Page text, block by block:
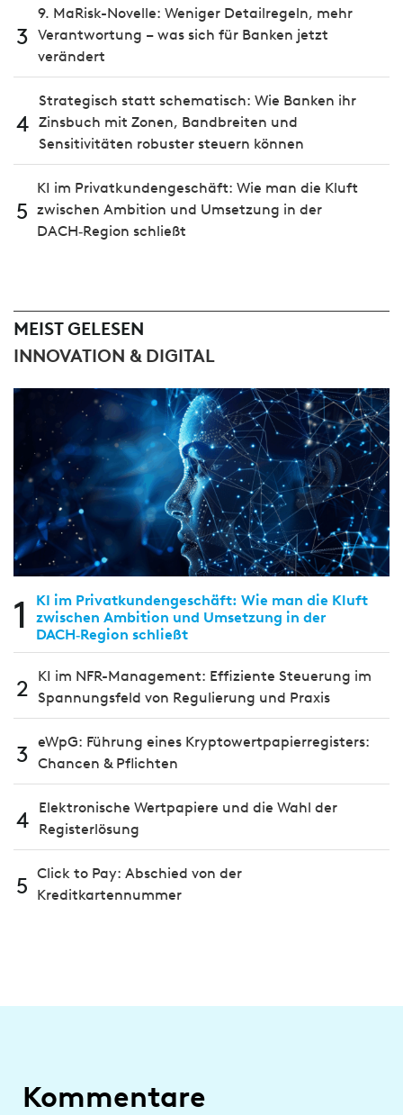
3
9. MaRisk-Novelle: Weniger Detailregeln, mehr
Verantwortung – was sich für Banken jetzt
verändert
4
Strategisch statt schematisch: Wie Banken ihr
Zinsbuch mit Zonen, Bandbreiten und
Sensitivitäten robuster steuern können
5
KI im Privatkundengeschäft: Wie man die Kluft
zwischen Ambition und Umsetzung in der
DACH‑Region schließt
MEIST GELESEN
INNOVATION & DIGITAL
1
KI im Privatkundengeschäft: Wie man die Kluft
zwischen Ambition und Umsetzung in der
DACH‑Region schließt
2
KI im NFR-Management: Effiziente Steuerung im
Spannungsfeld von Regulierung und Praxis
3 eWpG: Führung eines Kryptowertpapierregisters:
Chancen & Pflichten
4
Elektronische Wertpapiere und die Wahl der
Registerlösung
5 Click to Pay: Abschied von der
Kreditkartennummer
Kommentare